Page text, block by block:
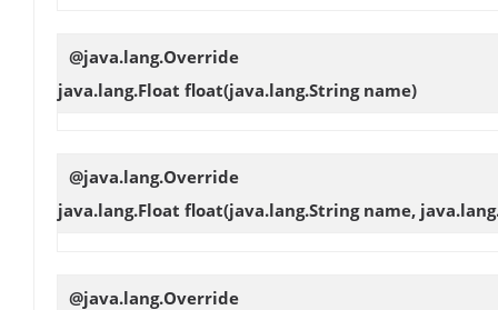
@java.lang.Override
java.lang.Float float(java.lang.String name)
@java.lang.Override
java.lang.Float float(java.lang.String name,
@java.lang.Override